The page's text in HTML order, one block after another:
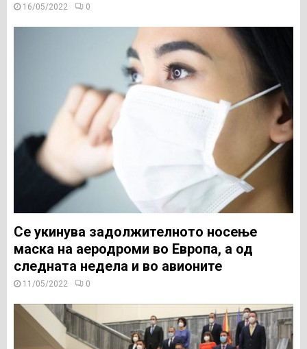
16/05/2022 0
Се укинува задолжителното носење
маска на аеродроми во Европа, а од
следната недела и во авионите
11/05/2022 0